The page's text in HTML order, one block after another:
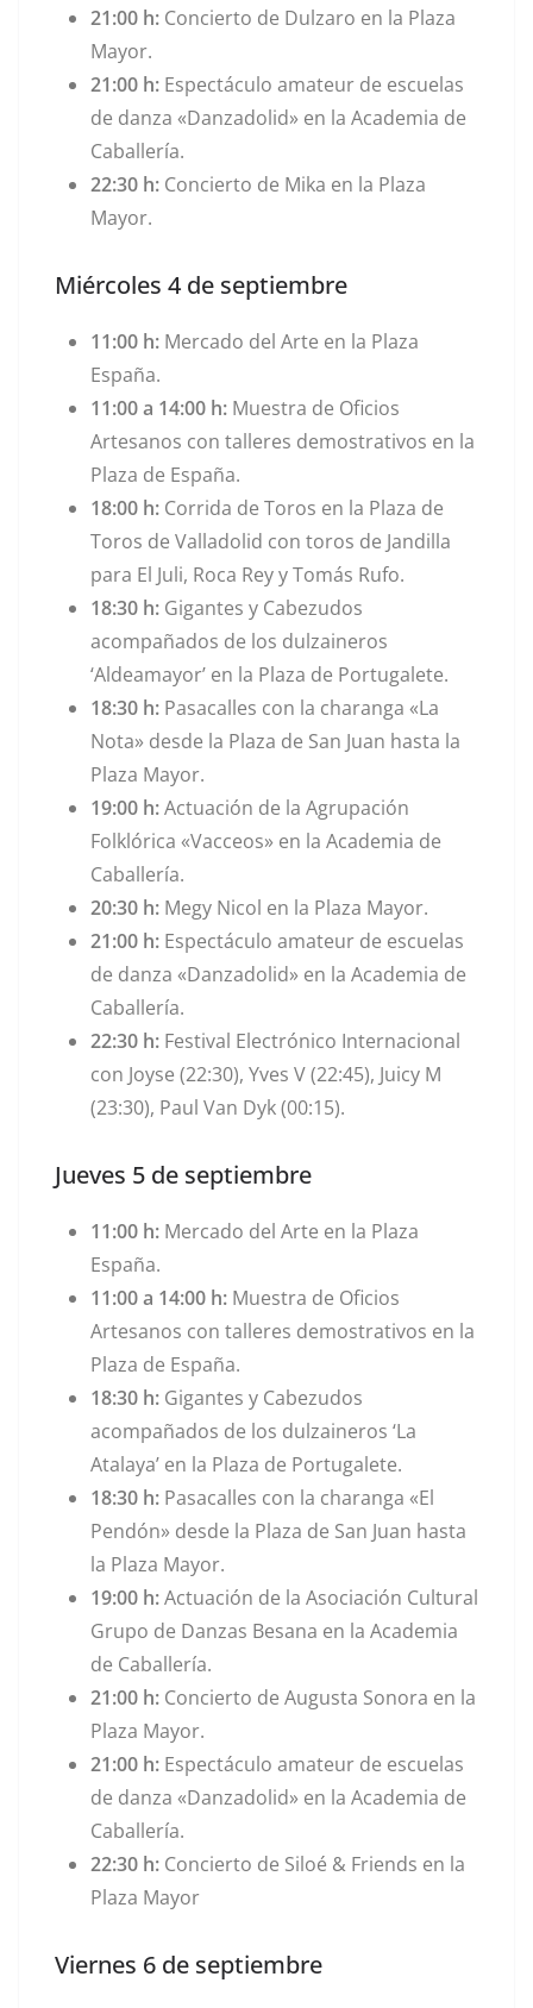
21:00 h: Concierto de Dulzaro en la Plaza
Mayor.
21:00 h: Espectáculo amateur de escuelas
de danza «Danzadolid» en la Academia de
Caballería.
22:30 h: Concierto de Mika en la Plaza
Mayor.
Miércoles 4 de septiembre
11:00 h: Mercado del Arte en la Plaza
España.
11:00 a 14:00 h: Muestra de Oficios
Artesanos con talleres demostrativos en la
Plaza de España.
18:00 h: Corrida de Toros en la Plaza de
Toros de Valladolid con toros de Jandilla
para El Juli, Roca Rey y Tomás Rufo.
18:30 h: Gigantes y Cabezudos
acompañados de los dulzaineros
‘Aldeamayor’ en la Plaza de Portugalete.
18:30 h: Pasacalles con la charanga «La
Nota» desde la Plaza de San Juan hasta la
Plaza Mayor.
19:00 h:Actuación de la Agrupación
Folklórica «Vacceos» en la Academia de
Caballería.
20:30 h: Megy Nicol en la Plaza Mayor.
21:00 h: Espectáculo amateur de escuelas
de danza «Danzadolid» en la Academia de
Caballería.
22:30 h: Festival Electrónico Internacional
con Joyse (22:30), Yves V (22:45), Juicy M
(23:30), Paul Van Dyk (00:15).
Jueves 5 de septiembre
11:00 h: Mercado del Arte en la Plaza
España.
11:00 a 14:00 h: Muestra de Oficios
Artesanos con talleres demostrativos en la
Plaza de España.
18:30 h: Gigantes y Cabezudos
acompañados de los dulzaineros ‘La
Atalaya’ en la Plaza de Portugalete.
18:30 h: Pasacalles con la charanga «El
Pendón» desde la Plaza de San Juan hasta
la Plaza Mayor.
19:00 h:Actuación de la Asociación Cultural
Grupo de Danzas Besana en la Academia
de Caballería.
21:00 h: Concierto de Augusta Sonora en la
Plaza Mayor.
21:00 h: Espectáculo amateur de escuelas
de danza «Danzadolid» en la Academia de
Caballería.
22:30 h: Concierto de Siloé & Friends en la
Plaza Mayor
Viernes 6 de septiembre